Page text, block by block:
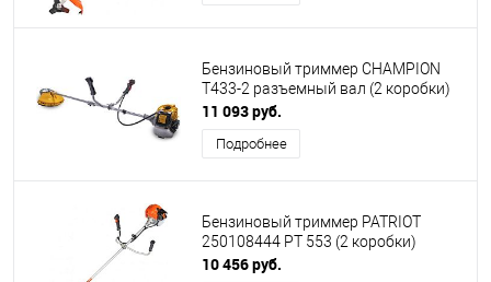
Бензиновый триммер CHAMPION
Т433-2 разъемный вал (2 коробки)
11 093 руб.
Подробнее
Бензиновый триммер PATRIOT
250108444 PT 553 (2 коробки)
10 456 руб.